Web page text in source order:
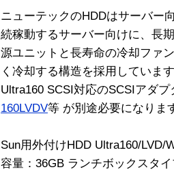
ニューテックのHDDはサーバー
続稼動するサーバー向けに、長
源ユニットと長寿命の冷却ファ
く冷却する構造を採用していま
Ultra160 SCSI対応のSCSIアダプ
160LVDV等 が別途必要になりま
Sun用外付けHDD Ultra160/LVD/
容量：36GB ランチボックスタ